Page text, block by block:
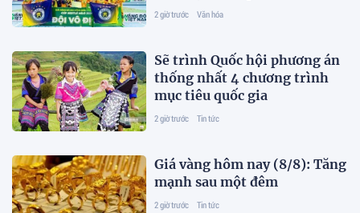
2 giờ trước Văn hóa
Sẽ trình Quốc hội phương án
thống nhất 4 chương trình
mục tiêu quốc gia
2 giờ trước Tin tức
Giá vàng hôm nay (8/8): Tăng
mạnh sau một đêm
2 giờ trước Tin tức